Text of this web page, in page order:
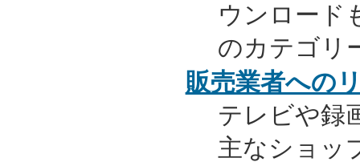
ウンロード
のカテゴリ
販売業者への
テレビや録
主なショッ